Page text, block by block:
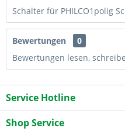
Schalter für PHILCO1polig
Bewertungen
0
Bewertungen lesen,
Service Hotline
Shop Service